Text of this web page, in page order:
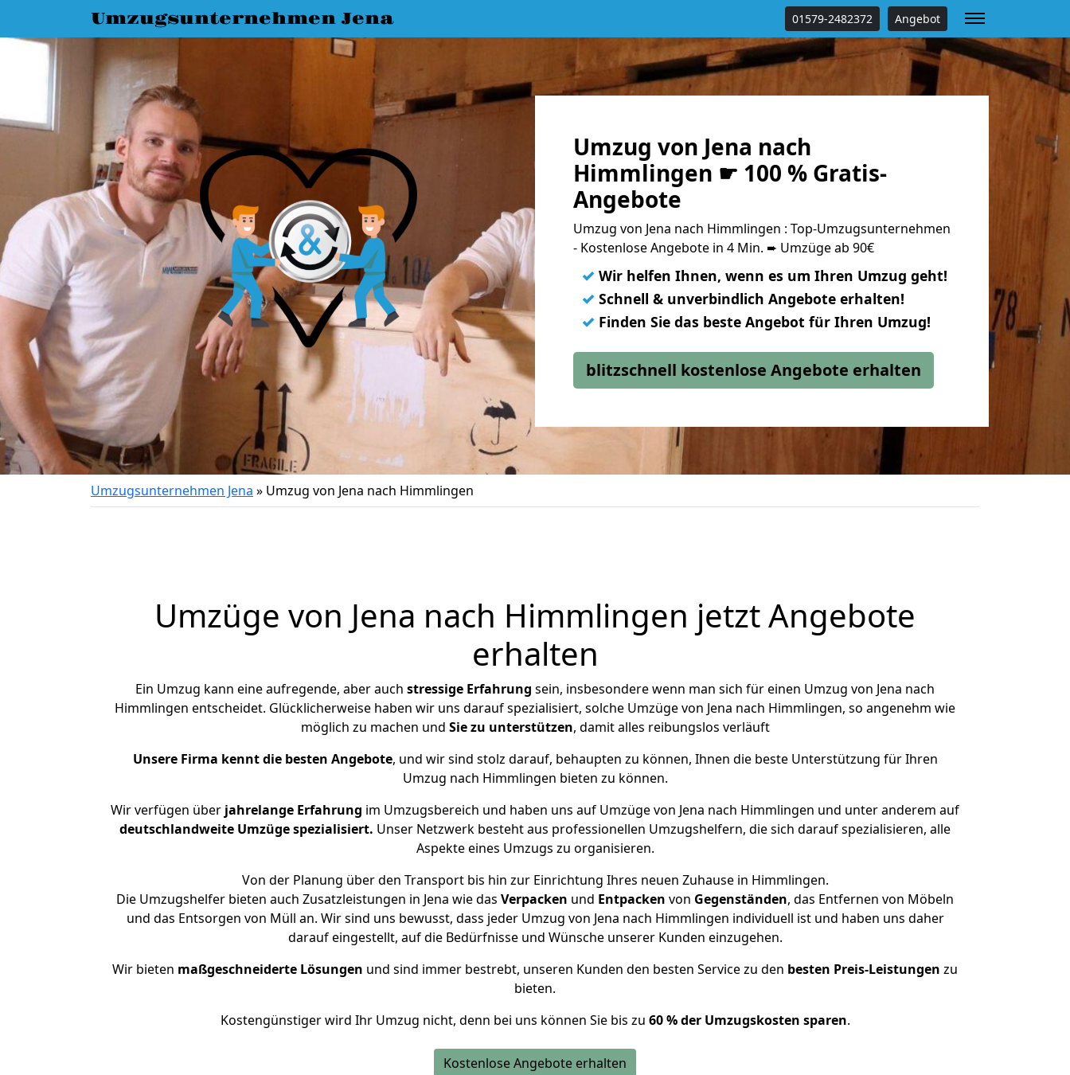
Umzugsunternehmen Jena 01579-2482372 Angebot
Umzug von Jena nach
Himmlingen ☛ 100 % Gratis-
Angebote
Umzug von Jena nach Himmlingen : Top-Umzugsunternehmen
- Kostenlose Angebote in 4 Min. ➨ Umzüge ab 90€
✓ Wir helfen Ihnen, wenn es um Ihren Umzug geht!
✓ Schnell & unverbindlich Angebote erhalten!
✓ Finden Sie das beste Angebot für Ihren Umzug!
blitzschnell kostenlose Angebote erhalten
Umzugsunternehmen Jena » Umzug von Jena nach Himmlingen
Umzüge von Jena nach Himmlingen jetzt Angebote
erhalten
Ein Umzug kann eine aufregende, aber auch stressige Erfahrung sein, insbesondere wenn man sich für einen Umzug von Jena nach
Himmlingen entscheidet. Glücklicherweise haben wir uns darauf spezialisiert, solche Umzüge von Jena nach Himmlingen, so angenehm wie
möglich zu machen und Sie zu unterstützen, damit alles reibungslos verläuft
Unsere Firma kennt die besten Angebote, und wir sind stolz darauf, behaupten zu können, Ihnen die beste Unterstützung für Ihren
Umzug nach Himmlingen bieten zu können.
Wir verfügen über jahrelange Erfahrung im Umzugsbereich und haben uns auf Umzüge von Jena nach Himmlingen und unter anderem auf
deutschlandweite Umzüge spezialisiert. Unser Netzwerk besteht aus professionellen Umzugshelfern, die sich darauf spezialisieren, alle
Aspekte eines Umzugs zu organisieren.
Von der Planung über den Transport bis hin zur Einrichtung Ihres neuen Zuhause in Himmlingen.
Die Umzugshelfer bieten auch Zusatzleistungen in Jena wie das Verpacken und Entpacken von Gegenständen, das Entfernen von Möbeln
und das Entsorgen von Müll an. Wir sind uns bewusst, dass jeder Umzug von Jena nach Himmlingen individuell ist und haben uns daher
darauf eingestellt, auf die Bedürfnisse und Wünsche unserer Kunden einzugehen.
Wir bieten maßgeschneiderte Lösungen und sind immer bestrebt, unseren Kunden den besten Service zu den besten Preis-Leistungen zu
bieten.
Kostengünstiger wird Ihr Umzug nicht, denn bei uns können Sie bis zu 60 % der Umzugskosten sparen.
Kostenlose Angebote erhalten